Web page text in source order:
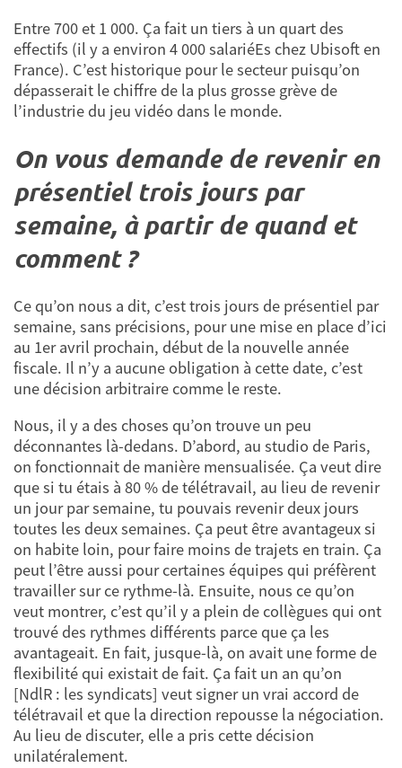
Entre 700 et 1 000. Ça fait un tiers à un quart des
effectifs (il y a environ 4 000 salariéEs chez Ubisoft en
France). C’est historique pour le secteur puisqu’on
dépasserait le chiffre de la plus grosse grève de
l’industrie du jeu vidéo dans le monde.
On vous demande de revenir en
présentiel trois jours par
semaine, à partir de quand et
comment ?
Ce qu’on nous a dit, c’est trois jours de présentiel par
semaine, sans précisions, pour une mise en place d’ici
au 1er avril prochain, début de la nouvelle année
fiscale. Il n’y a aucune obligation à cette date, c’est
une décision arbitraire comme le reste.
Nous, il y a des choses qu’on trouve un peu
déconnantes là-dedans. D’abord, au studio de Paris,
on fonctionnait de manière mensualisée. Ça veut dire
que si tu étais à 80 % de télétravail, au lieu de revenir
un jour par semaine, tu pouvais revenir deux jours
toutes les deux semaines. Ça peut être avantageux si
on habite loin, pour faire moins de trajets en train. Ça
peut l’être aussi pour certaines équipes qui préfèrent
travailler sur ce rythme-là. Ensuite, nous ce qu’on
veut montrer, c’est qu’il y a plein de collègues qui ont
trouvé des rythmes différents parce que ça les
avantageait. En fait, jusque-là, on avait une forme de
flexibilité qui existait de fait. Ça fait un an qu’on
[NdlR : les syndicats] veut signer un vrai accord de
télétravail et que la direction repousse la négociation.
Au lieu de discuter, elle a pris cette décision
unilatéralement.